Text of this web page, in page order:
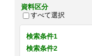
資料区分
すべて選択
検索条件1
検索条件2